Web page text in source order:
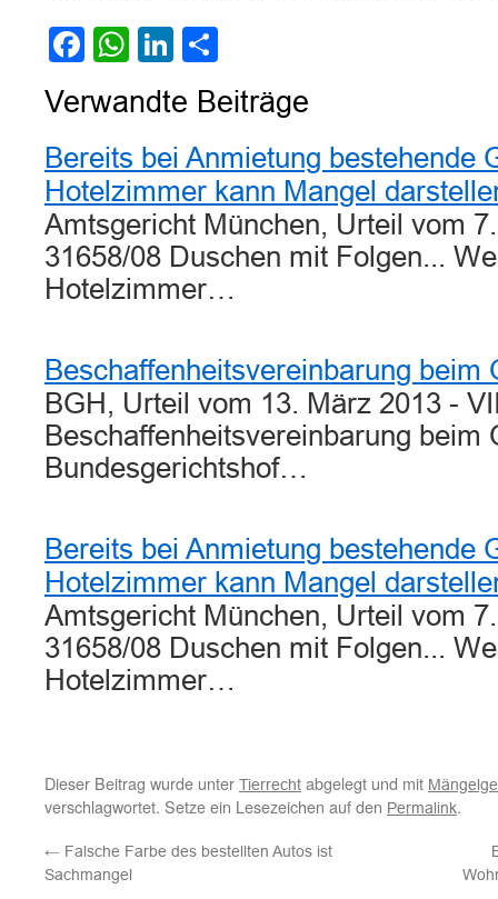
Facebook
WhatsApp
LinkedIn
Verwandte Beiträge
Bereits bei Anmietung bestehende
Hotelzimmer kann Mangel
Amtsgericht München, Urteil vom
31658/08 Duschen mit Folgen...
Hotelzimmer…
Beschaffenheitsvereinbarung beim
BGH, Urteil vom 13. März 2013 -
Beschaffenheitsvereinbarung beim
Bundesgerichtshof…
Bereits bei Anmietung bestehende
Hotelzimmer kann Mangel
Amtsgericht München, Urteil vom
31658/08 Duschen mit Folgen...
Hotelzimmer…
Dieser Beitrag wurde unter Tierrecht abgelegt und mit
verschlagwortet. Setze ein Lesezeichen auf den Permalink.
← Falsche Farbe des bestellten Autos ist
Sachmangel